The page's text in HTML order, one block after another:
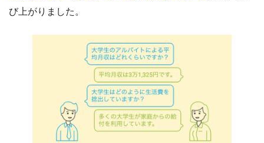
び上がりました。